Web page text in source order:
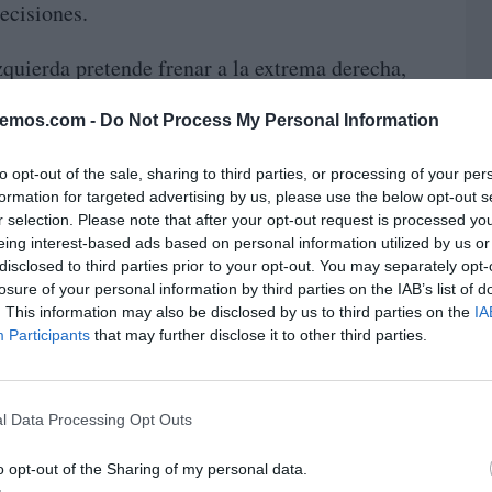
- Do Not Process My Personal Information
opt-out of the sale, sharing to third parties, or processing of your
for targeted advertising by us, please use the below opt-out
selection. Please note that after your opt-out request is processed
interest-based ads based on personal information utilized by us
to third parties prior to your opt-out. You may separately
of your personal information by third parties on the IAB’s list of
This information may also be disclosed by us to third parties on the
Participants that may further disclose it to other third parties.
Data Processing Opt Outs
opt-out of the Sharing of my personal data.
pretende frenar a la extrema derecha,
cobardes» se desmembrarán
la extrema derecha.
medios una serie de montajes que se
racismo y la xenofobia de Vox: